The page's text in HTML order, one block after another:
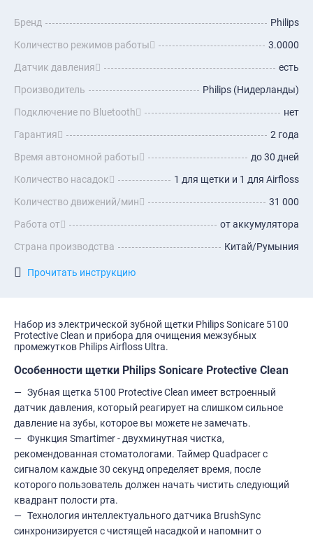
Бренд
Philips
Количество режимов работы
3.0000
Датчик давления
есть
Производитель
Philips (Нидерланды)
Подключение по Bluetooth
нет
Гарантия
2 года
Время автономной работы
до 30 дней
Количество насадок
1 для щетки и 1 для Airfloss
Количество движений/мин
31 000
Работа от
от аккумулятора
Страна производства
Китай/Румыния
Прочитать инструкцию
Набор из электрической зубной щетки Philips Sonicare 5100
Protective Clean и прибора для очищения межзубных
промежутков Philips Airfloss Ultra.
Особенности щетки Philips Sonicare Protective Clean
Зубная щетка 5100 Protective Clean имеет встроенный
датчик давления, который реагирует на слишком сильное
давление на зубы, которое вы можете не замечать.
Функция Smartimer - двухминутная чистка,
рекомендованная стоматологами. Таймер Quadpacer с
сигналом каждые 30 секунд определяет время, после
которого пользователь должен начать чистить следующий
квадрант полости рта.
Технология интеллектуального датчика BrushSync
синхронизируется с чистящей насадкой и напомнит о